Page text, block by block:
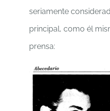
seriamente
principal, como él
prensa: